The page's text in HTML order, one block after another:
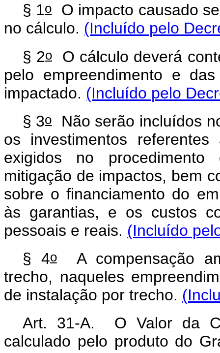
§ 1oO impacto causado
no cálculo. (Incluído pelo
§ 2o
O cálculo deverá
pelo empreendimento e
impactado. (Incluído pelo
§ 3oNão serão incluídos
os investimentos
exigidos no procedimento
mitigação de impactos, bem
sobre o financiamento do
às garantias, e os custos
pessoais e reais. (Incluído
§ 4oA compensação
trecho, naqueles
de instalação por trecho.
Art. 31-A. O Valor da
calculado pelo produto do